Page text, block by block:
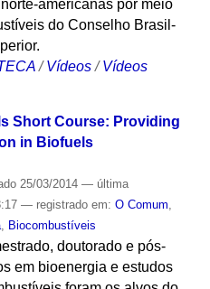
americanas por meio
do Conselho Brasil-
/Vídeos /Vídeos
Short Course: Providing
in Biofuels
25/03/2014 — última
— registrado em: O Comum,
, Biocombustíveis
doutorado e pós-
em bioenergia e estudos